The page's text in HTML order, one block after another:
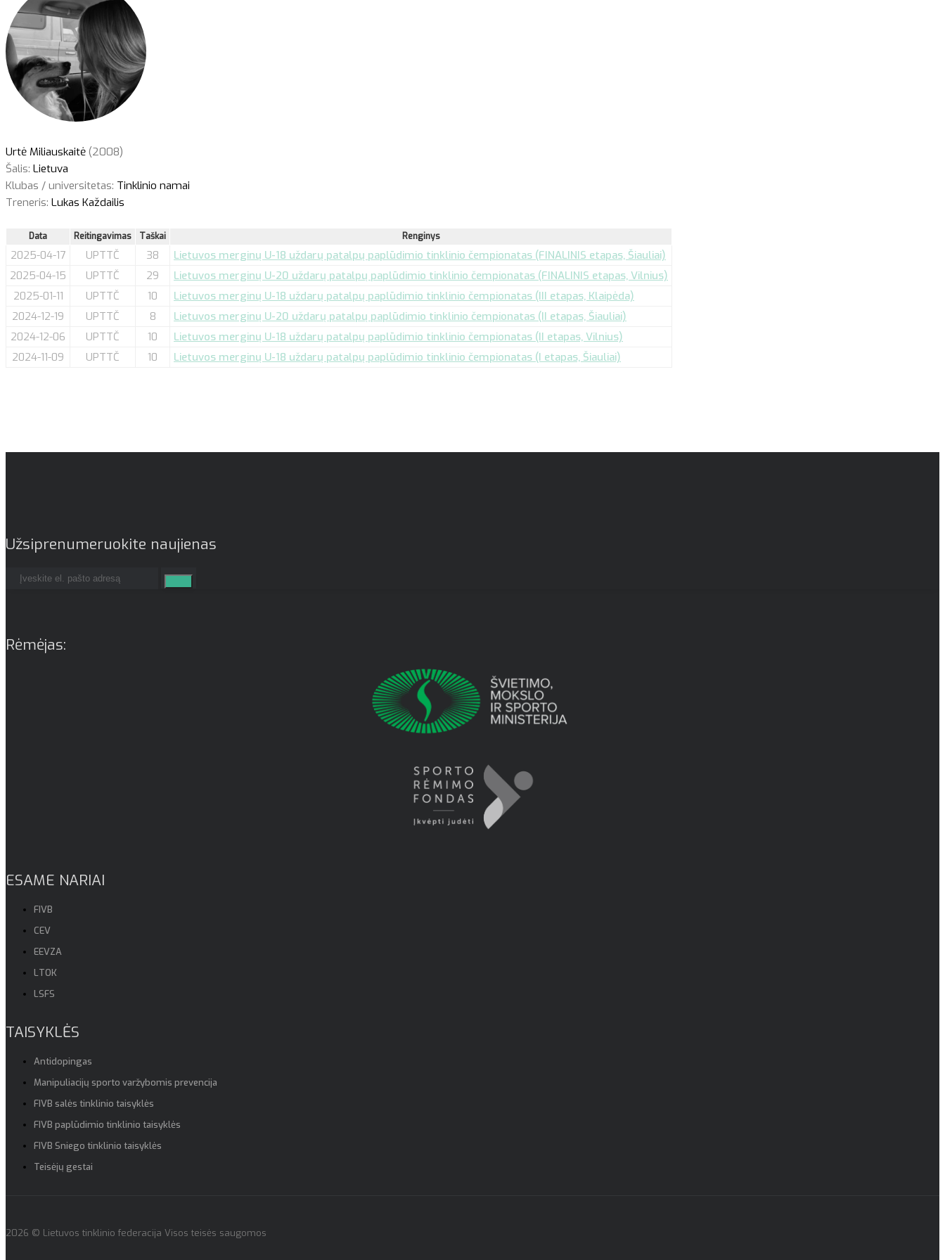
Urtė Miliauskaitė (2008)
Šalis: Lietuva
Klubas / universitetas: Tinklinio namai
Treneris: Lukas Každailis
Data Reitingavimas Taškai Renginys
2025-04-17 UPTTČ 38
Lietuvos merginų U-18 uždarų patalpų paplūdimio tinklinio čempionatas (FINALINIS etapas, Šiauliai)
2025-04-15
UPTTČ 29
Lietuvos merginų U-20 uždarų patalpų paplūdimio tinklinio čempionatas (FINALINIS etapas, Vilnius)
2025-01-11
UPTTČ 10
Lietuvos merginų U-18 uždarų patalpų paplūdimio tinklinio čempionatas (III etapas, Klaipėda)
2024-12-19
UPTTČ 8
Lietuvos merginų U-20 uždarų patalpų paplūdimio tinklinio čempionatas (II etapas, Šiauliai)
2024-12-06
UPTTČ 10
Lietuvos merginų U-18 uždarų patalpų paplūdimio tinklinio čempionatas (II etapas, Vilnius)
2024-11-09
UPTTČ 10 Lietuvos merginų U-18 uždarų patalpų paplūdimio tinklinio čempionatas (I etapas, Šiauliai)
Užsiprenumeruokite naujienas
Rėmėjas:
ESAME NARIAI
FIVB
CEV
EEVZA
LTOK
LSFS
TAISYKLĖS
Antidopingas
Manipuliacijų sporto varžybomis prevencija
FIVB salės tinklinio taisyklės
FIVB paplūdimio tinklinio taisyklės
FIVB Sniego tinklinio taisyklės
Teisėjų gestai
2026 © Lietuvos tinklinio federacija Visos teisės saugomos